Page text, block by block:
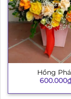
Hồng
600.000₫